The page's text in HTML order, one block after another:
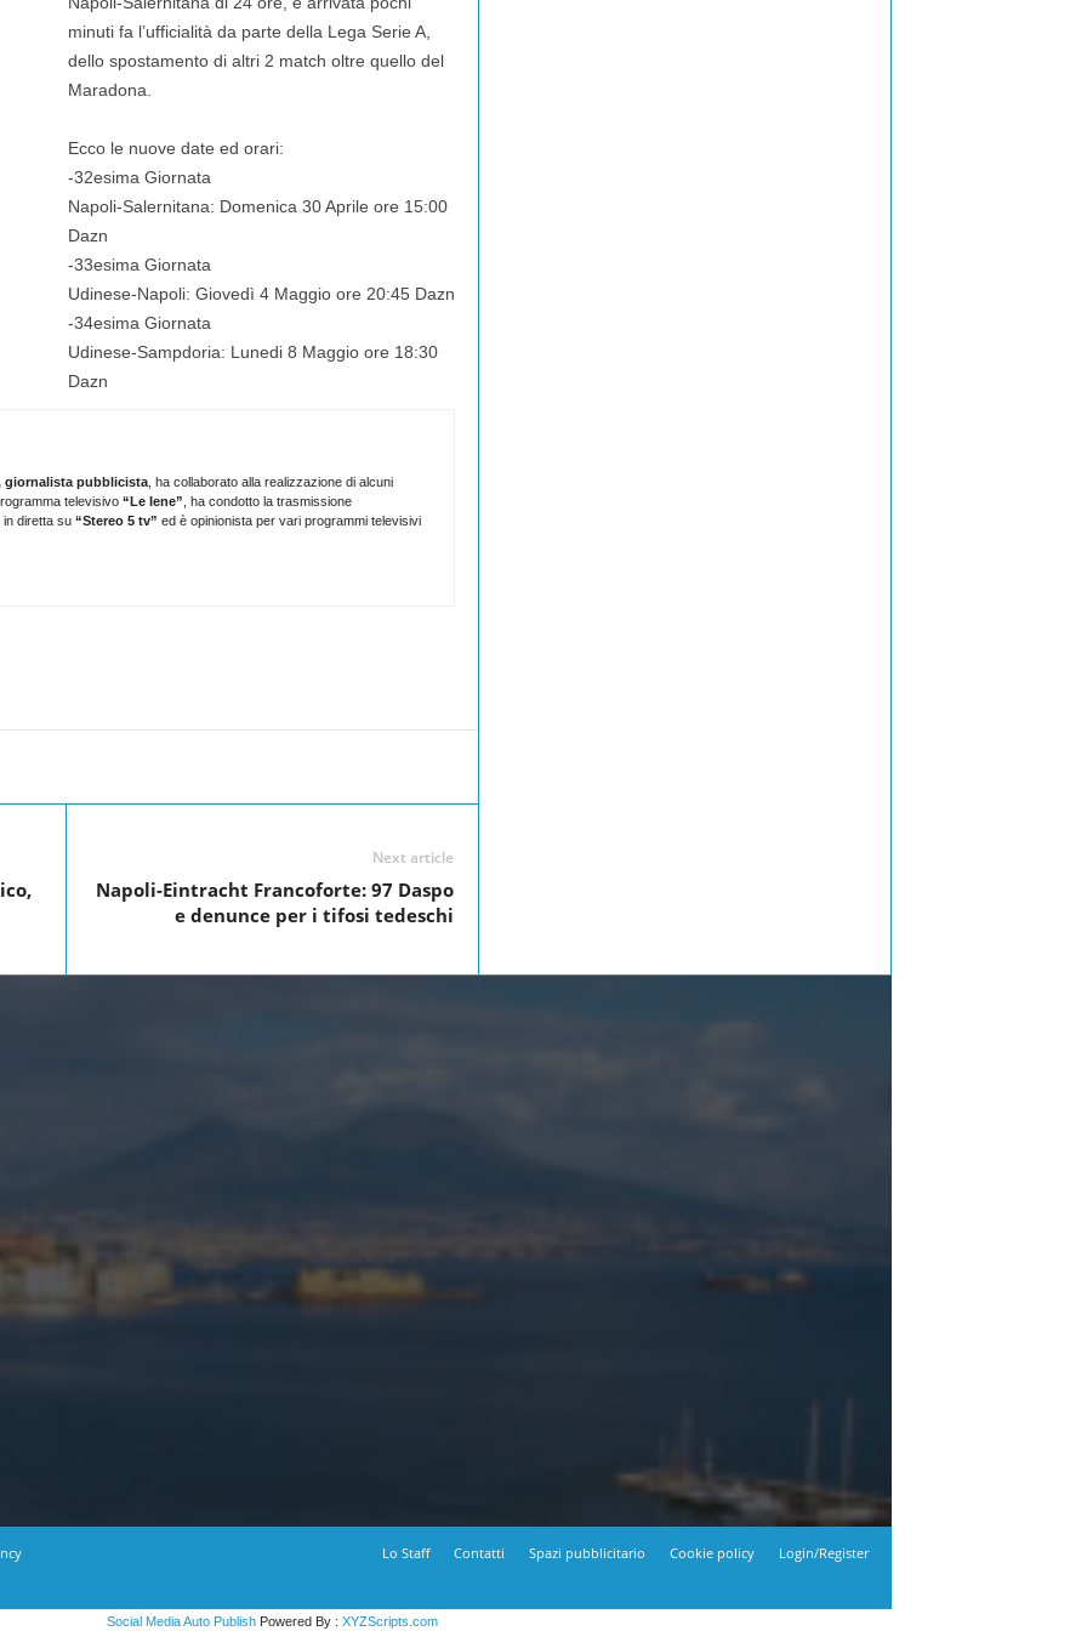
minuti fa l’ufficialità da parte della Lega Serie A,
dello spostamento di altri 2 match oltre quello del
Maradona.
Ecco le nuove date ed orari:
-32esima Giornata
Napoli-Salernitana: Domenica 30 Aprile ore 15:00
Dazn
-33esima Giornata
Udinese-Napoli: Giovedì 4 Maggio ore 20:45 Dazn
-34esima Giornata
Udinese-Sampdoria: Lunedi 8 Maggio ore 18:30
Dazn
giornalista pubblicista, ha collaborato alla realizzazione di alcuni
televisivo “Le Iene” , ha condotto la trasmissione
in diretta su “Stereo 5 tv” ed è opinionista per vari programmi televisivi
Next article
Napoli-Eintracht Francoforte: 97 Daspo
e denunce per i tifosi tedeschi
Lo Staff Contatti Spazi pubblicitario Cookie policy Login/Register
Social Media Auto PublishPowered By : XYZScripts.com